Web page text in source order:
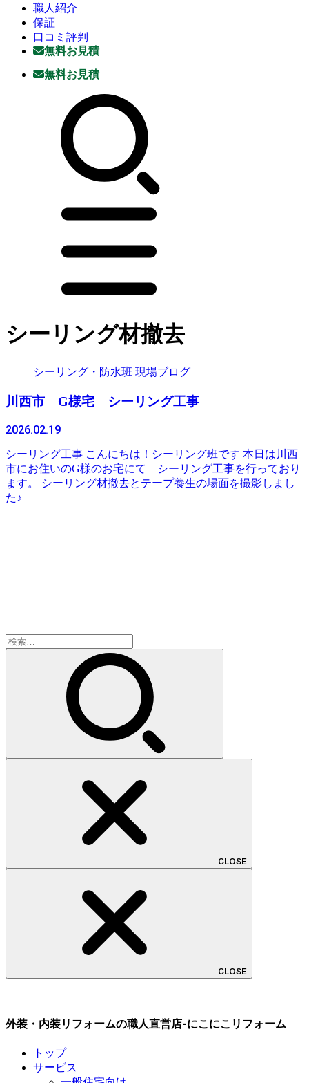
職人紹介
保証
口コミ評判
無料お見積
無料お見積
シーリング材撤去
シーリング・防水班 現場ブログ
川西市 G様宅 シーリング工事
2026.02.19
シーリング工事 こんにちは！シーリング班です 本日は川西
市にお住いのG様のお宅にて シーリング工事を行っており
ます。 シーリング材撤去とテープ養生の場面を撮影しまし
た♪
検
索:
CLOSE
CLOSE
外装・内装リフォームの職人直営店-にこにこリフォーム
トップ
サービス